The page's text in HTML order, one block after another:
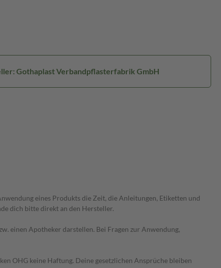
Gothaplast Verbandpflasterfabrik GmbH
eines Produkts die Zeit, die Anleitungen, Etiketten und
dich bitte direkt an den Hersteller.
einen Apotheker darstellen. Bei Fragen zur Anwendung,
OHG keine Haftung. Deine gesetzlichen Ansprüche bleiben